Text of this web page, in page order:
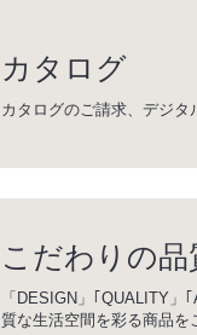
カタログ
カタログのご請求、デジタ
こだわりの品
「DESIGN」｢QUALITY」
質な生活空間を彩る商品を